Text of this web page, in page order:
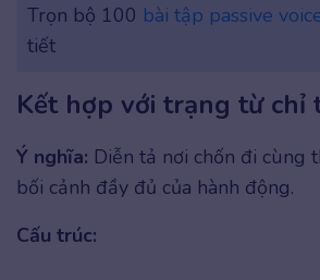
Trọn bộ 100 bài tập passive
tiết
Kết hợp với trạng từ chỉ
Ý nghĩa: Diễn tả nơi chốn đi cùng
bối cảnh đầy đủ của hành động.
Cấu trúc: